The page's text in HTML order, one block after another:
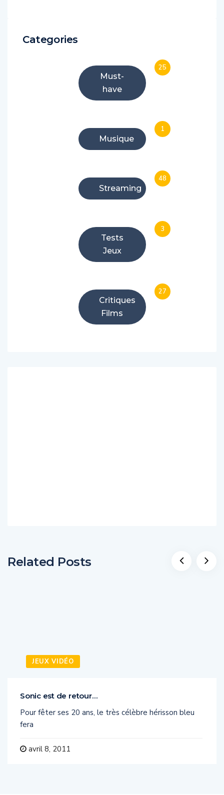
Categories
Must-
have
25
Musique
1
Streaming
48
Tests
Jeux
3
Critiques
Films
27
Related Posts
JEUX VIDÉO
Sonic est de retour…
Pour fêter ses 20 ans, le très célèbre hérisson bleu
fera
avril 8, 2011